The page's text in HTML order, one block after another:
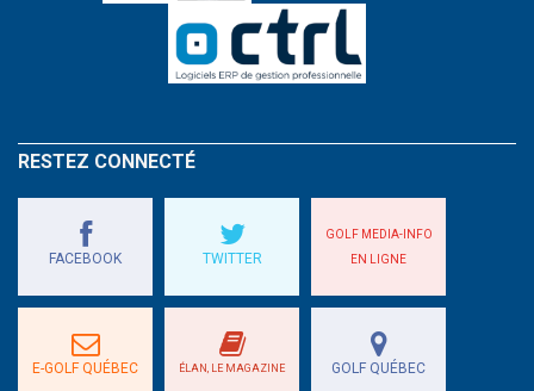
RESTEZ CONNECTÉ
FACEBOOK TWITTER
GOLF MEDIA-INFO
EN LIGNE
E-GOLF QUÉBEC ÉLAN, LE MAGAZINE GOLF QUÉBEC